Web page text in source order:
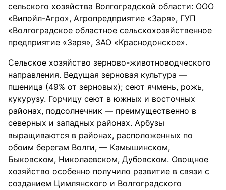
сельского хозяйства Волгоградской области: ООО
«Випойл-Агро», Агропредприятие «Заря», ГУП
«Волгоградское областное сельскохозяйственное
предприятие «Заря», ЗАО «Краснодонское».
Сельское хозяйство зерново-животноводческого
направления. Ведущая зерновая культура —
пшеница (49% от зерновых); сеют ячмень, рожь,
кукурузу. Горчицу сеют в южных и восточных
районах, подсолнечник — преимущественно в
северных и западных районах. Арбузы
выращиваются в районах, расположенных по
обоим берегам Волги, — Камышинском,
Быковском, Николаевском, Дубовском. Овощное
хозяйство особенно получило развитие в связи с
созданием Цимлянского и Волгоградского